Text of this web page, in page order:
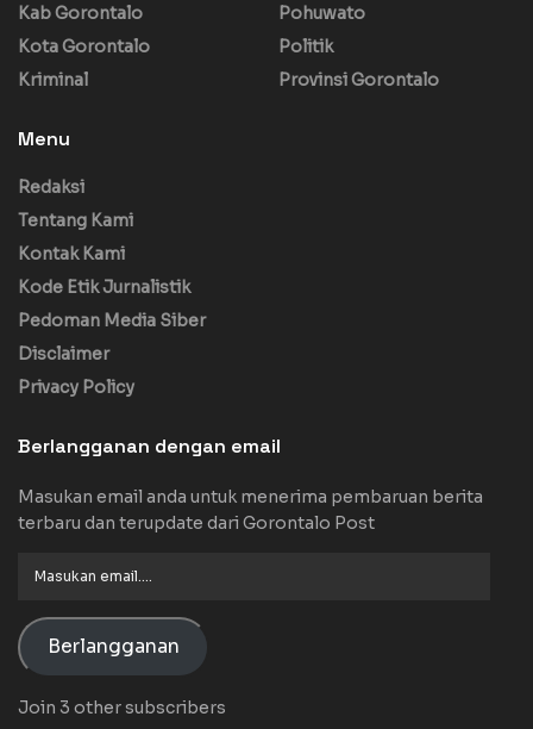
Kab Gorontalo
Kota Gorontalo
Kriminal
Pohuwato
Politik
Provinsi Gorontalo
Menu
Redaksi
Tentang Kami
Kontak Kami
Kode Etik Jurnalistik
Pedoman Media Siber
Disclaimer
Privacy Policy
Berlangganan dengan email
Masukan email anda untuk menerima pembaruan berita
terbaru dan terupdate dari Gorontalo Post
Berlangganan
Join 3 other subscribers